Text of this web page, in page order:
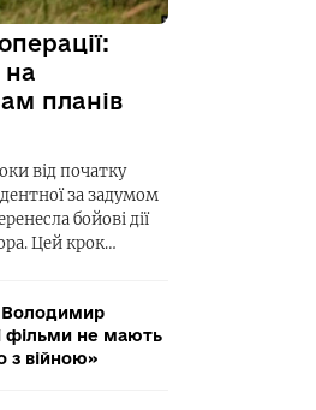
на
планів
від початку
за задумом
бойові дії
Цей крок…
Володимир
фільми не мають
з війною»